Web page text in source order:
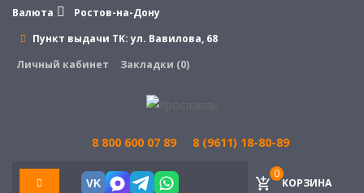
Валюта
Ростов-на-Дону
Пункт выдачи ТК:ул. Вавилова, 68
Личный кабинет
Закладки (0)
8 800 600 07 89 8 (9611) 18-80-89
VK КОРЗИНА
0